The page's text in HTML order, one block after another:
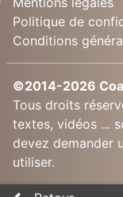
Politique de
Conditions
©2014-2026
Tous droits
textes, vidéos ...
devez demander
utiliser.